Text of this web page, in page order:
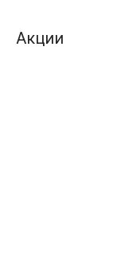
Акции